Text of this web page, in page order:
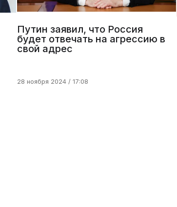
Путин заявил, что Россия
будет отвечать на агрессию в
свой адрес
28 ноября 2024 / 17:08